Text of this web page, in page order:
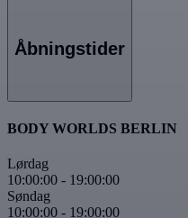
Åbningstider
BODY WORLDS BERLIN
Lørdag
10:00:00 - 19:00:00
Søndag
10:00:00 - 19:00:00